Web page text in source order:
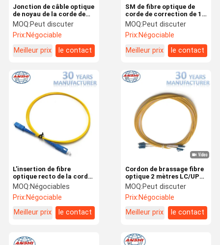
Jonction de câble optique
de noyau de la corde de
correction de fibre de
MPO 12 pour l'expansion
de câble
MOQ:Peut discuter
Prix:Négociable
Meilleur prix
le contact
SM de fibre optique de
corde de correction de 12
noyaux/millimètre de type
de fibre pour l'expansion
de câble
MOQ:Peut discuter
Prix:Négociable
Meilleur prix
le contact
L'insertion de fibre
optique recto de la corde
de correction du duplex
2.00mm 0.3dB a perdu
ISO9001
MOQ:Négociables
Prix:Négociable
Meilleur prix
le contact
Cordon de brassage fibre
optique 2 mètres LC/UPC-
LC/UPC, câble fibre
optique duplex G652D
G657A1
MOQ:Peut discuter
Prix:Négociable
Meilleur prix
le contact